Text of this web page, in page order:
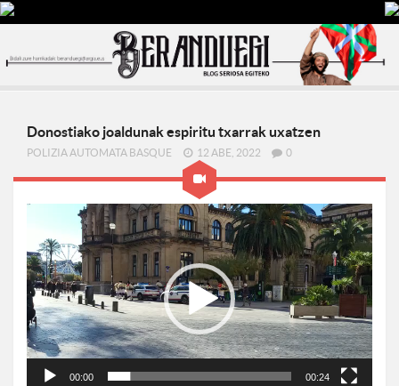
Donostiako joaldunak espiritu txarrak uxatzen
POLIZIA AUTOMATA BASQUE 12 ABE, 2022 0
erreproduzigailua
00:00 00:24